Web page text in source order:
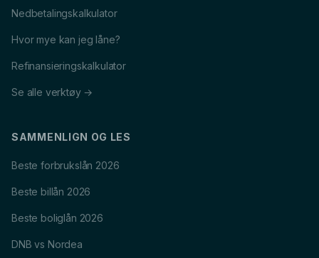
Nedbetalingskalkulator
Hvor mye kan jeg låne?
Refinansieringskalkulator
Se alle verktøy →
SAMMENLIGN OG LES
Beste forbrukslån 2026
Beste billån 2026
Beste boliglån 2026
DNB vs Nordea